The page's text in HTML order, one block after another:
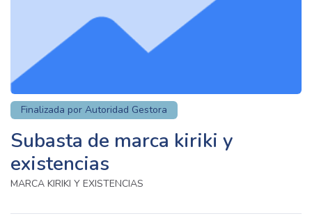
Finalizada por Autoridad Gestora
Subasta de marca kiriki y
existencias
MARCA KIRIKI Y EXISTENCIAS